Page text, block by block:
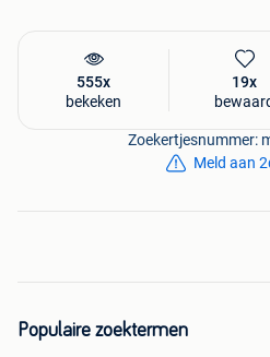
555x
bekeken
19x
Zoekertjesnummer:
Meld aan
Populaire zoektermen